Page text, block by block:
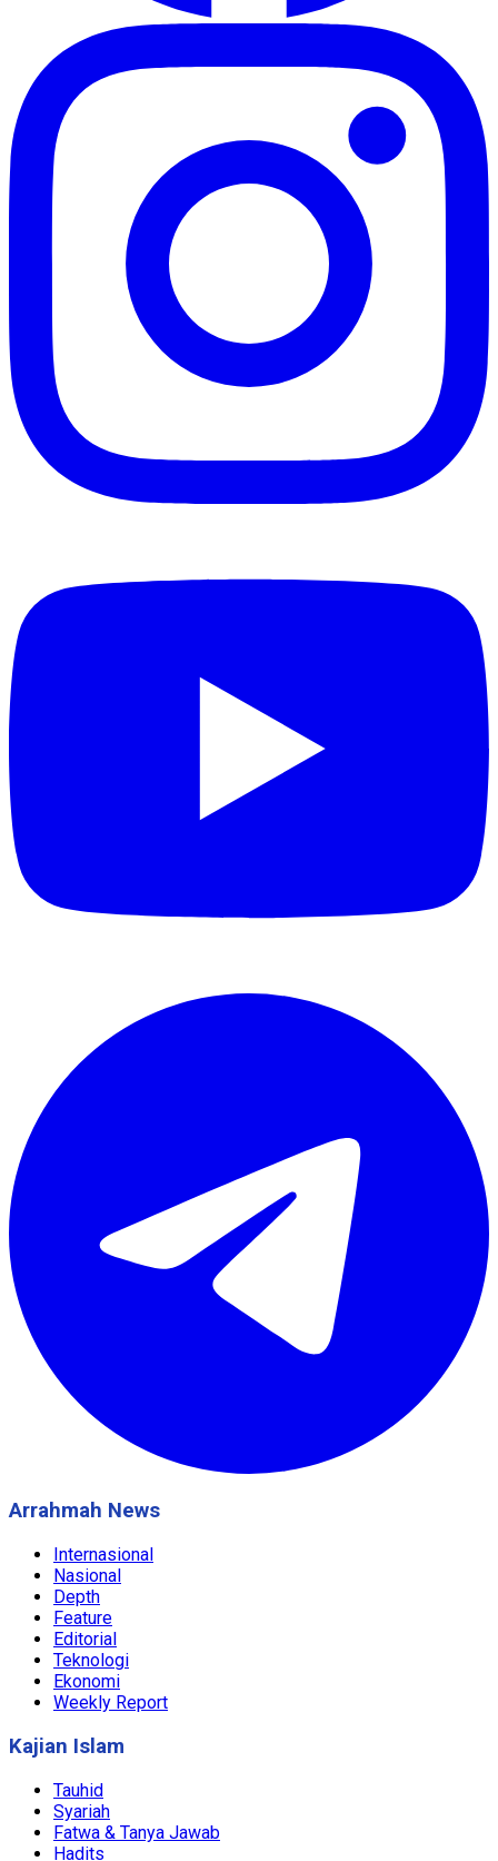
Arrahmah News
Internasional
Nasional
Depth
Feature
Editorial
Teknologi
Ekonomi
Weekly Report
Kajian Islam
Tauhid
Syariah
Fatwa & Tanya Jawab
Hadits